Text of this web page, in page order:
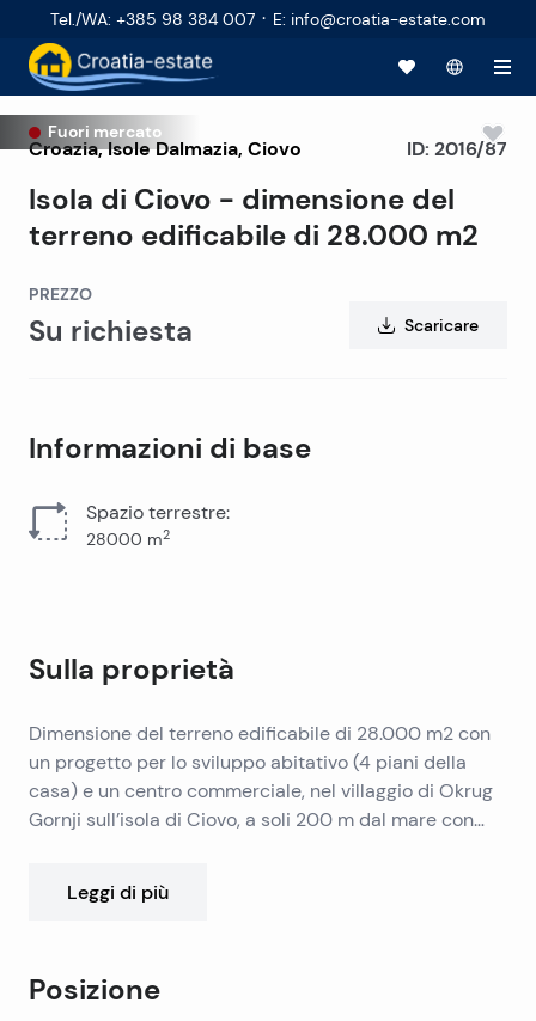
Tel./WA: +385 98 384 007 · E: info@croatia-estate.com
Fuori mercato
Croazia,Isole Dalmazia, Ciovo
Isola di Ciovo - dimensione del
terreno edificabile di 28.000 m2
ID: 2016/87
PREZZO
Su richiesta Scaricare
Informazioni di base
Spazio terrestre:
28000 m2
Sulla proprietà
Dimensione del terreno edificabile di 28.000 m2 con
un progetto per lo sviluppo abitativo (4 piani della
casa) e un centro commerciale, nel villaggio di Okrug
Gornji sull’isola di Ciovo, a soli 200 m dal mare con
Leggi di più
Posizione